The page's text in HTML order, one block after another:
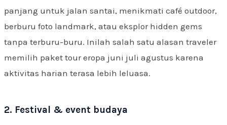
panjang untuk jalan santai, menikmati café outdoor,
berburu foto landmark, atau eksplor hidden gems
tanpa terburu-buru. Inilah salah satu alasan traveler
memilih paket tour eropa juni juli agustus karena
aktivitas harian terasa lebih leluasa.
2. Festival & event budaya